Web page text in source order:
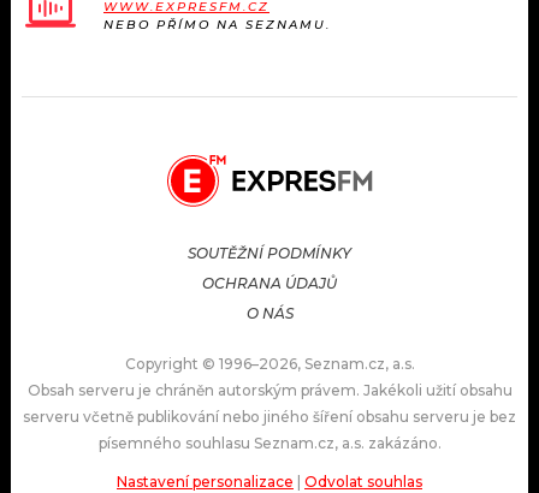
WWW.EXPRESFM.CZ
NEBO PŘÍMO NA SEZNAMU.
SOUTĚŽNÍ PODMÍNKY
OCHRANA ÚDAJŮ
O NÁS
Copyright © 1996–2026, Seznam.cz, a.s.
Obsah serveru je chráněn autorským právem. Jakékoli užití obsahu
serveru včetně publikování nebo jiného šíření obsahu serveru je bez
písemného souhlasu Seznam.cz, a.s. zakázáno.
Nastavení personalizace Odvolat souhlas